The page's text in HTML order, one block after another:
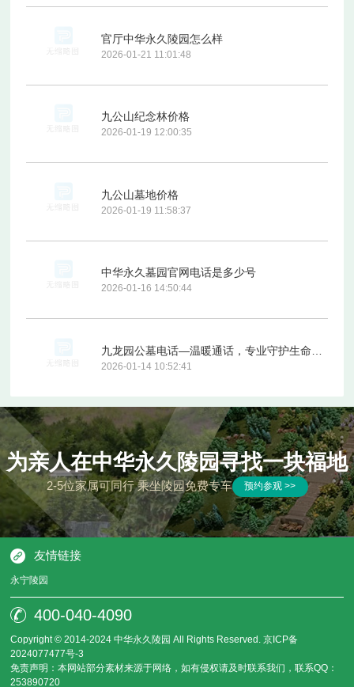
官厅中华永久陵园怎么样
2026-01-21 11:01:48
九公山纪念林价格
2026-01-19 12:00:35
九公山墓地价格
2026-01-19 11:58:37
中华永久墓园官网电话是多少号
2026-01-16 14:50:44
2026-01-14 10:52:41
为亲人在中华永久陵园寻找一块福地
2-5位家属可同行 乘坐陵园免费专车 预约参观 >>
友情链接
永宁陵园
400-040-4090
Copyright © 2014-2024 中华永久陵园 All Rights Reserved.京ICP备
2024077477号-3
免责声明：本网站部分素材来源于网络，如有侵权请及时联系我们，联系QQ：
253890720